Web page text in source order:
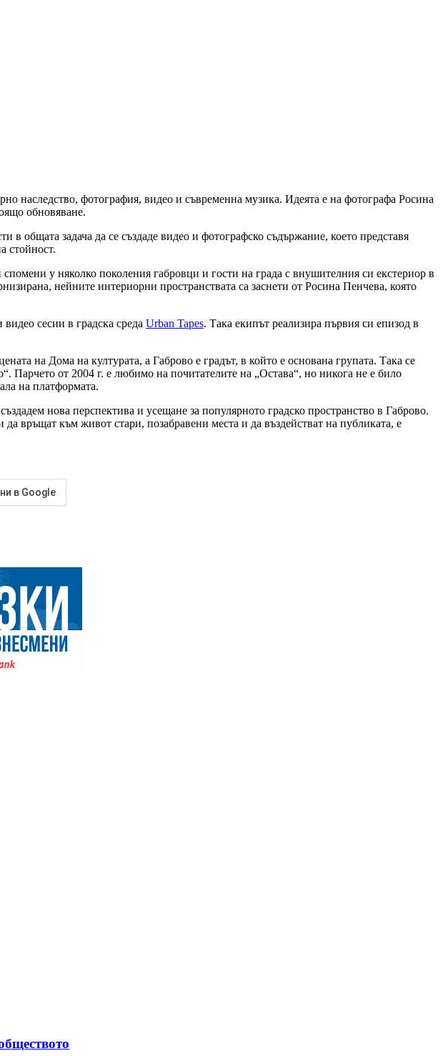
наследство, фотография, видео и съвременна музика. Идеята е на фотографа Росина
обновяване.
общата задача да се създаде видео и фотографско съдържание, което представя
стойност.
у няколко поколения габровци и гости на града с внушителния си екстериор в
нейните интериорни пространствата са заснети от Росина Пенчева, която
сесии в градска среда Urban Tapes. Така екипът реализира първия си епизод в
на Дома на културата, а Габрово е градът, в който е основана групата. Така се
Парчето от 2004 г. е любимо на почитателите на „Остава“, но никога не е било
на платформата.
нова перспектива и усещане за популярното градско пространство в Габрово.
връщат към живот стари, позабравени места и да въздействат на публиката, е
в Google